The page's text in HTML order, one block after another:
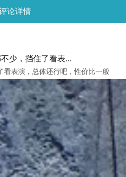
论详情
少，挡住了看表...
看表演，总体还行吧，性价比一般